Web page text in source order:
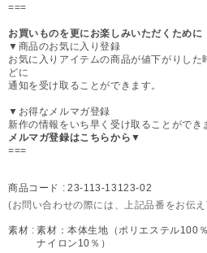
===
お買いものを更にお楽しみいただくために
▼商品のお気に入り登録
お気に入りアイテムの商品が値下がりした
どに
通知を受け取ることができます。
▼お得なメルマガ登録
新作の情報をいち早く受け取ることができ
メルマガ登録はこちらから▼
===
商品コード : 23-113-13123-02
(お問い合わせの際には、上記品番をお伝
素材 : 素材：本体生地（ポリエステル100
ナイロン10％）